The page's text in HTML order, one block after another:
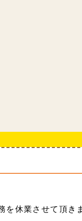
休業させて頂き